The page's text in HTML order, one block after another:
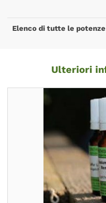
Elenco di tutte le
Ulteriori